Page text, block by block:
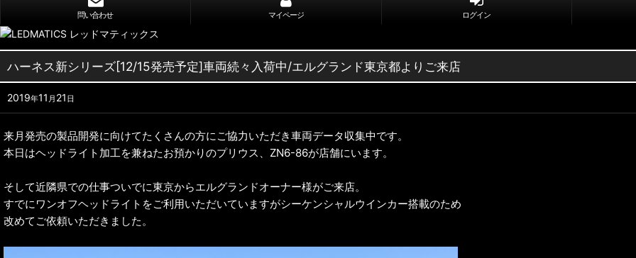
問い合わせ マイページ ログイン
ハーネス新シリーズ[12/15発売予定]車両続々入荷中/エルグランド東京都よりご来店
2019年11 月 21 日
来月発売の製品開発に向けてたくさんの方にご協力いただき車両データ収集中です。
本日はヘッドライト加工を兼ねたお預かりのプリウス、ZN6-86が店舗にいます。
そして近隣県での仕事ついでに東京からエルグランドオーナー様がご来店。
すでにワンオフヘッドライトをご利用いただいていますがシーケンシャルウインカー搭載のため
改めてご依頼いただきました。